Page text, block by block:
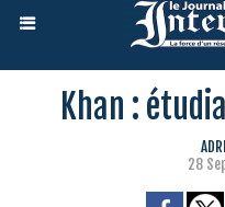
Khan :
28